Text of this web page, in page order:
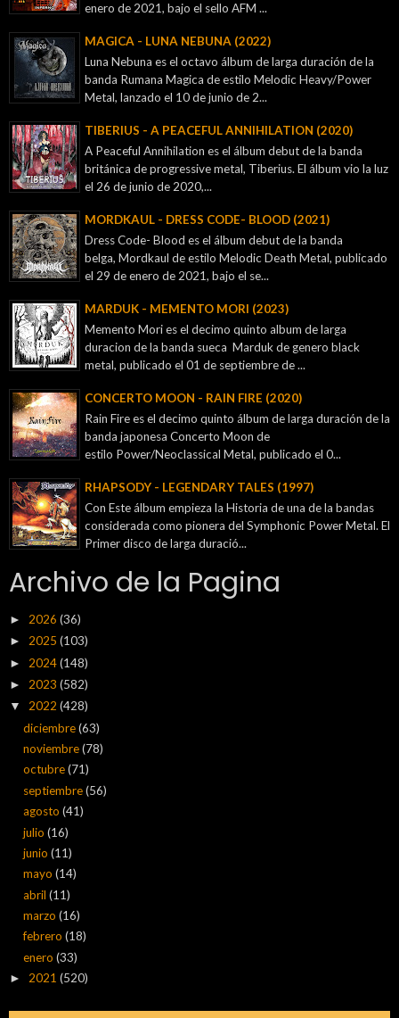
enero de 2021, bajo el sello AFM ...
MAGICA - LUNA NEBUNA (2022)
Luna Nebuna es el octavo álbum de larga duración de la
banda Rumana Magica de estilo Melodic Heavy/Power
Metal, lanzado el 10 de junio de 2...
TIBERIUS - A PEACEFUL ANNIHILATION (2020)
A Peaceful Annihilation es el álbum debut de la banda
británica de progressive metal, Tiberius. El álbum vio la luz
el 26 de junio de 2020,...
MORDKAUL - DRESS CODE- BLOOD (2021)
Dress Code- Blood es el álbum debut de la banda
belga, Mordkaul de estilo Melodic Death Metal, publicado
el 29 de enero de 2021, bajo el se...
MARDUK - MEMENTO MORI (2023)
Memento Mori es el decimo quinto album de larga
duracion de la banda sueca Marduk de genero black
metal, publicado el 01 de septiembre de ...
CONCERTO MOON - RAIN FIRE (2020)
Rain Fire es el decimo quinto álbum de larga duración de la
banda japonesa Concerto Moon de
estilo Power/Neoclassical Metal, publicado el 0...
RHAPSODY - LEGENDARY TALES (1997)
Con Este álbum empieza la Historia de una de la bandas
considerada como pionera del Symphonic Power Metal. El
Primer disco de larga duració...
Archivo de la Pagina
► 2026 (36)
► 2025 (103)
► 2024(148)
► 2023 (582)
▼ 2022 (428)
diciembre(63)
noviembre(78)
octubre(71)
septiembre(56)
agosto(41)
julio(16)
junio(11)
mayo(14)
abril(11)
marzo(16)
febrero(18)
enero(33)
► 2021 (520)